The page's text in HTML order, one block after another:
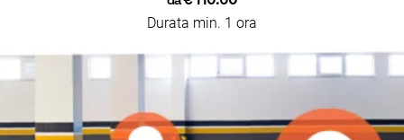
Durata min. 1 ora